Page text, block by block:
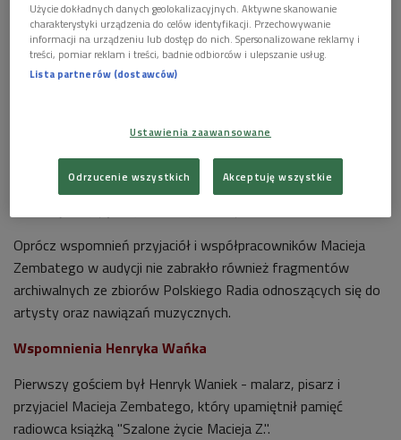
Starsi Panowie. Łączyła ich wspólnota poczucia humoru
Na antenie Polskiego Radia Maciej Zembaty zapisał się jako
autor "Zgryzu", występował również w "Ilustrowanym
Tygodniku Rozrywkowym", był także jednym z prowadzących
Oprócz wspomnień przyjaciół i współpracowników Macieja
Zembatego w audycji nie zabrakło również fragmentów
archiwalnych ze zbiorów Polskiego Radia odnoszących się do
artysty oraz nawiązań muzycznych.
Wspomnienia Henryka Wańka
Pierwszy gościem był Henryk Waniek - malarz, pisarz i
przyjaciel Macieja Zembatego, który upamiętnił pamięć
radiowca książką "Szalone życie Macieja Z.".
Użycie dokładnych danych geolokalizacyjnych. Aktywne skanowanie
charakterystyki urządzenia do celów identyfikacji. Przechowywanie
informacji na urządzeniu lub dostęp do nich. Spersonalizowane reklamy i
treści, pomiar reklam i treści, badnie odbiorców i ulepszanie usług.
Lista partnerów (dostawców)
Ustawienia zaawansowane
Odrzucenie wszystkich Akceptuję wszystkie